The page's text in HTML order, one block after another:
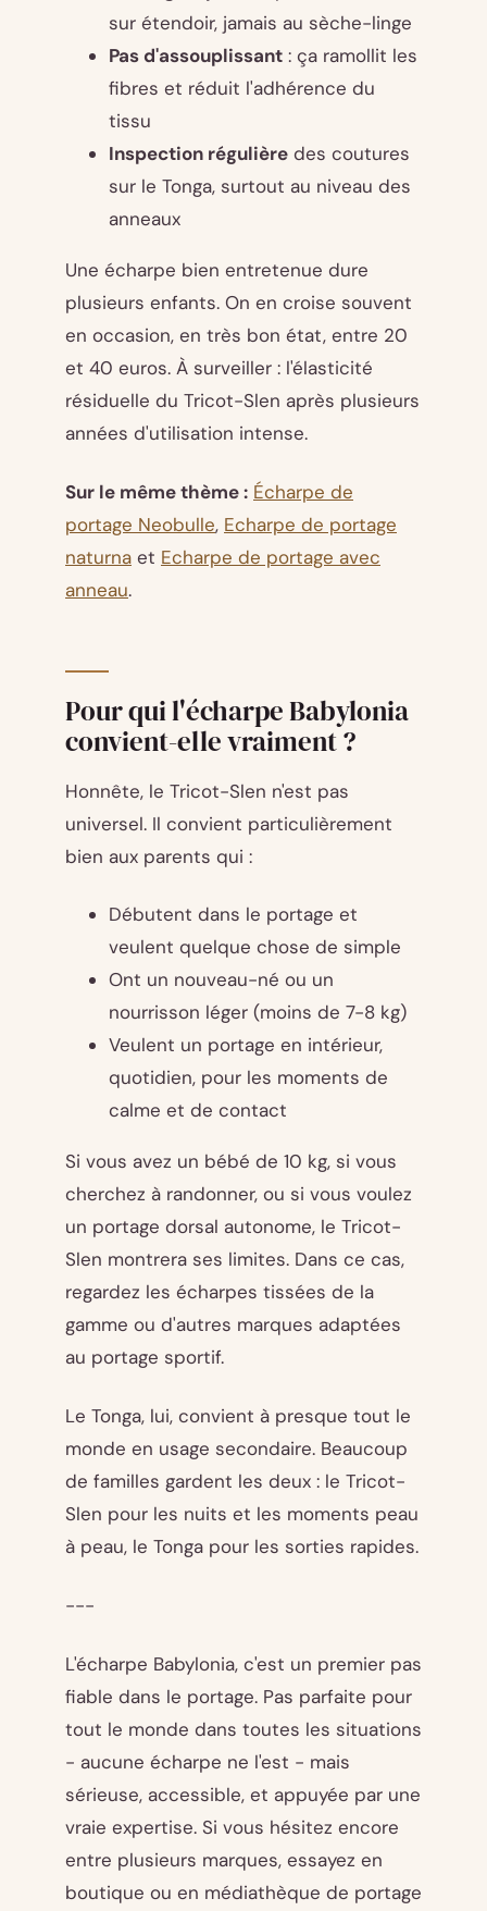
sur étendoir, jamais au sèche-linge
Pas d'assouplissant : ça ramollit les
fibres et réduit l'adhérence du
tissu
Inspection régulière des coutures
sur le Tonga, surtout au niveau des
anneaux
Une écharpe bien entretenue dure
plusieurs enfants. On en croise souvent
en occasion, en très bon état, entre 20
et 40 euros. À surveiller : l'élasticité
résiduelle du Tricot-Slen après plusieurs
années d'utilisation intense.
Sur le même thème : Écharpe de
portage Neobulle, Echarpe de portage
naturna et Echarpe de portage avec
anneau.
Pour qui l'écharpe Babylonia
convient-elle vraiment ?
Honnête, le Tricot-Slen n'est pas
universel. Il convient particulièrement
bien aux parents qui :
Débutent dans le portage et
veulent quelque chose de simple
Ont un nouveau-né ou un
nourrisson léger (moins de 7-8 kg)
Veulent un portage en intérieur,
quotidien, pour les moments de
calme et de contact
Si vous avez un bébé de 10 kg, si vous
cherchez à randonner, ou si vous voulez
un portage dorsal autonome, le Tricot-
Slen montrera ses limites. Dans ce cas,
regardez les écharpes tissées de la
gamme ou d'autres marques adaptées
au portage sportif.
Le Tonga, lui, convient à presque tout le
monde en usage secondaire. Beaucoup
de familles gardent les deux : le Tricot-
Slen pour les nuits et les moments peau
à peau, le Tonga pour les sorties rapides.
---
L'écharpe Babylonia, c'est un premier pas
fiable dans le portage. Pas parfaite pour
tout le monde dans toutes les situations
- aucune écharpe ne l'est - mais
sérieuse, accessible, et appuyée par une
vraie expertise. Si vous hésitez encore
entre plusieurs marques, essayez en
boutique ou en médiathèque de portage